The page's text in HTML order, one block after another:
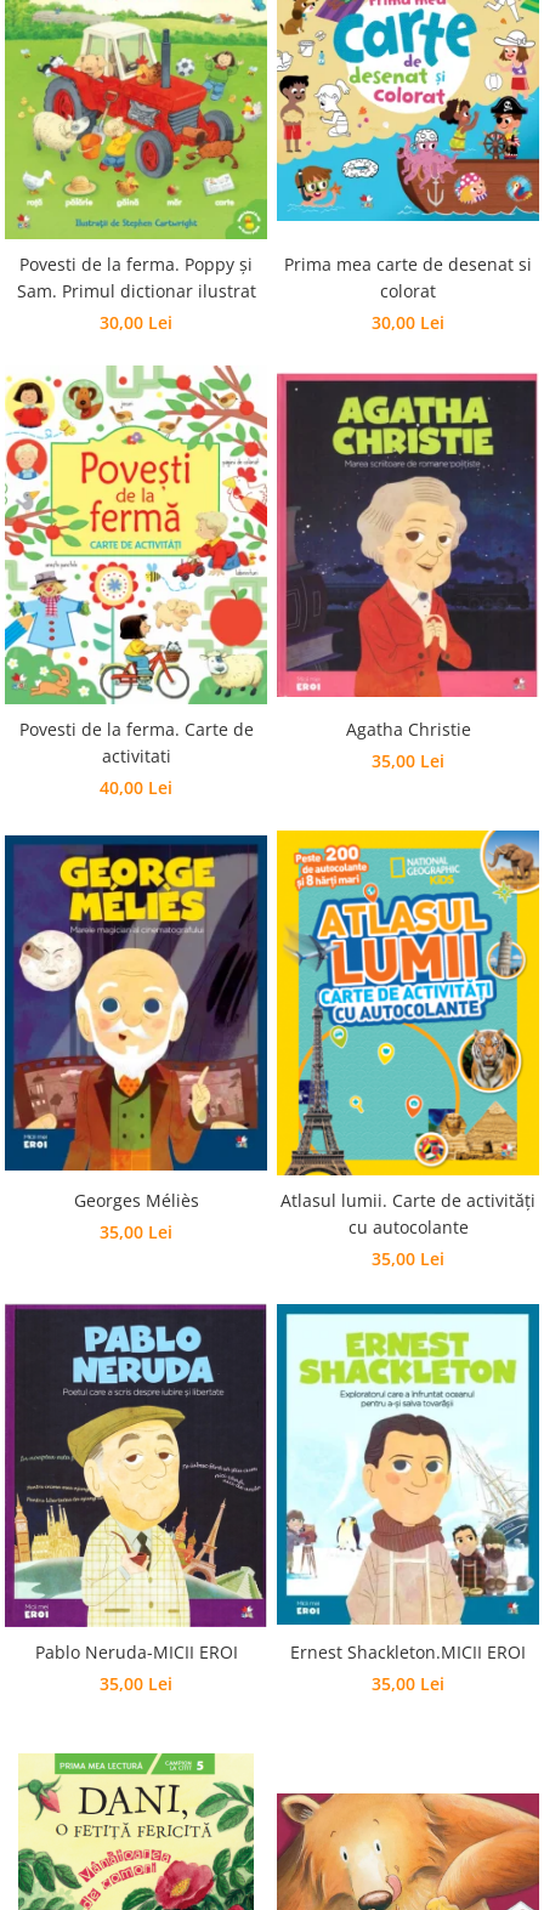
Povesti de la ferma. Poppy și
Sam. Primul dictionar ilustrat
30,00 Lei
Prima mea carte de desenat si
colorat
30,00 Lei
Povesti de la ferma. Carte de
activitati
40,00 Lei
Agatha Christie
35,00 Lei
Georges Méliès
35,00 Lei
Atlasul lumii. Carte de activități
cu autocolante
35,00 Lei
Pablo Neruda-MICII EROI
35,00 Lei
Ernest Shackleton.MICII EROI
35,00 Lei